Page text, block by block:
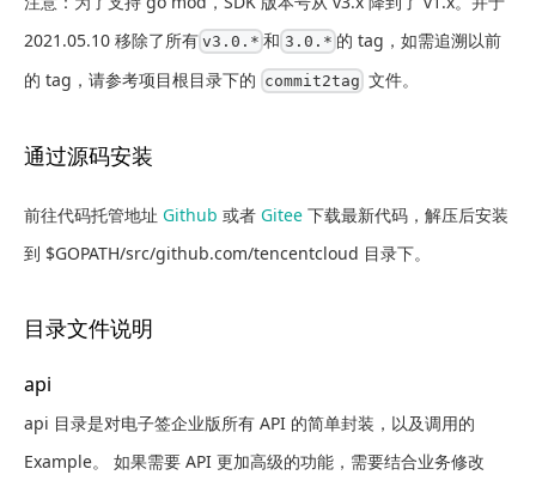
2021.05.10 移除了所有 v3.0.* 和 3.0.* 的 tag，如需追溯以前
的 tag，请参考项目根目录下的 commit2tag 文件。
通过源码安装
前往代码托管地址 Github 或者 Gitee 下载最新代码，解压后安装
到 $GOPATH/src/github.com/tencentcloud 目录下。
目录文件说明
api
api 目录是对电子签企业版所有 API 的简单封装，以及调用的
Example。 如果需要 API 更加高级的功能，需要结合业务修改